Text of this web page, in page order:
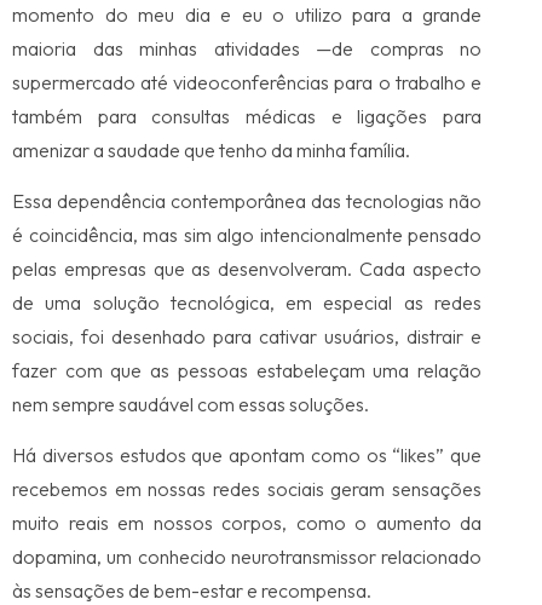
momento do meu dia e eu o utilizo para a grande
maioria das minhas atividades —de compras no
supermercado até videoconferências para o trabalho e
também para consultas médicas e ligações para
amenizar a saudade que tenho da minha família.
Essa dependência contemporânea das tecnologias não
é coincidência, mas sim algo intencionalmente pensado
pelas empresas que as desenvolveram. Cada aspecto
de uma solução tecnológica, em especial as redes
sociais, foi desenhado para cativar usuários, distrair e
fazer com que as pessoas estabeleçam uma relação
nem sempre saudável com essas soluções.
Há diversos estudos que apontam como os “likes” que
recebemos em nossas redes sociais geram sensações
muito reais em nossos corpos, como o aumento da
dopamina, um conhecido neurotransmissor relacionado
às sensações de bem-estar e recompensa.